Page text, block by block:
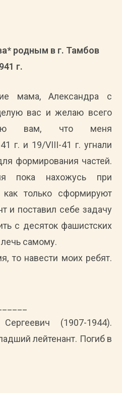
родным в г. Тамбов
г.
мама, Александра с
вас и желаю всего
вам, что меня
г. и 19/VIII-41 г. угнали
формирования частей.
пока нахожусь при
как только сформируют
и поставил себе задачу
с десяток фашистских
лечь самому.
то навести моих ребят.
(1907-1944).
лейтенант. Погиб в